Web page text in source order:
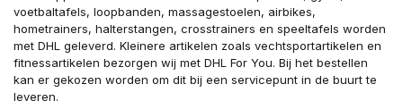
voetbaltafels, loopbanden, massagestoelen, airbikes,
hometrainers, halterstangen, crosstrainers en speeltafels worden
met DHL geleverd. Kleinere artikelen zoals vechtsportartikelen en
fitnessartikelen bezorgen wij met DHL For You. Bij het bestellen
kan er gekozen worden om dit bij een servicepunt in de buurt te
leveren.